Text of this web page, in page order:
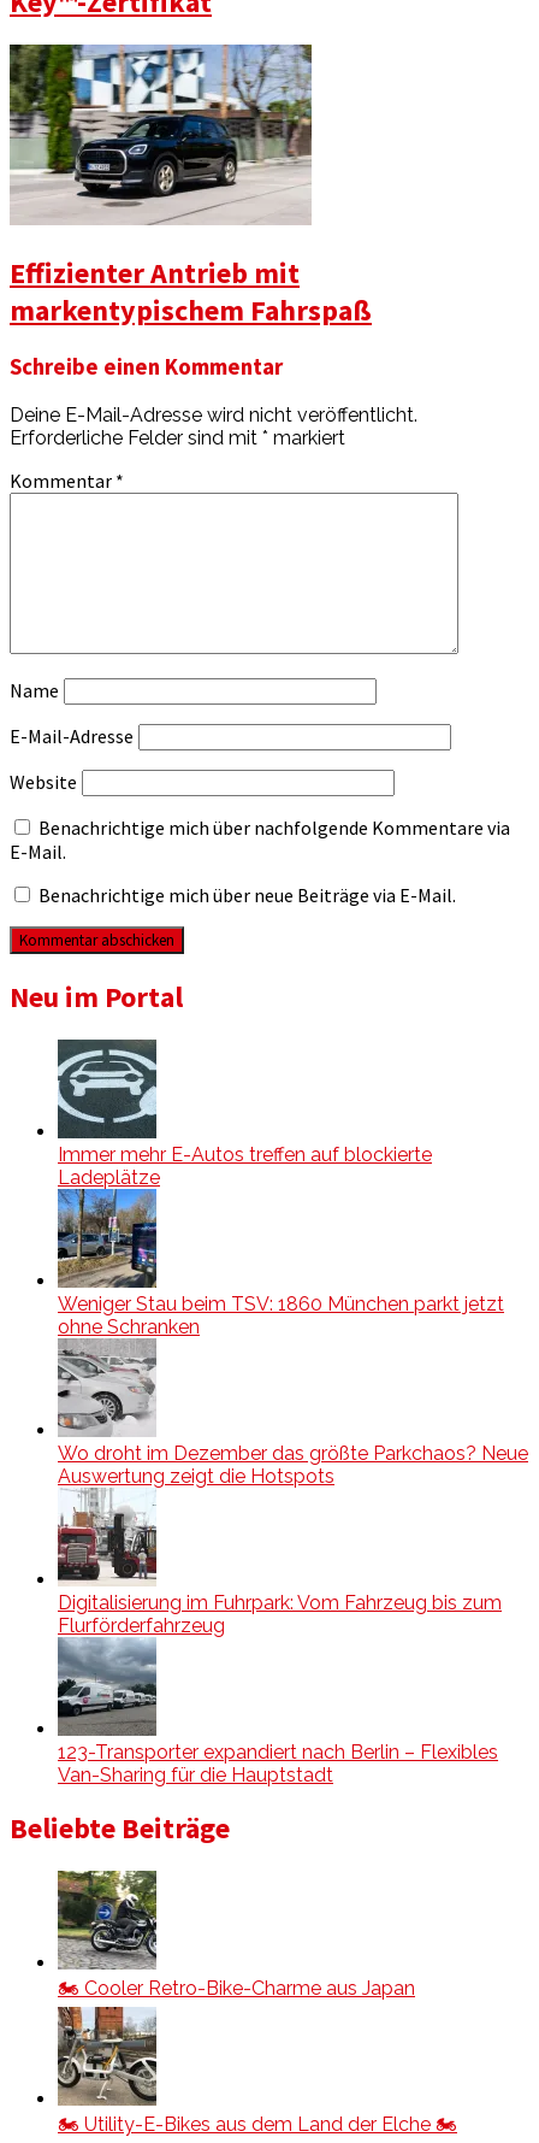
Effizienter Antrieb mit
markentypischem Fahrspaß
Schreibe einen Kommentar
Deine E-Mail-Adresse wird nicht veröffentlicht.
Erforderliche Felder sind mit * markiert
Kommentar *
Name
E-Mail-Adresse
Website
Benachrichtige mich über nachfolgende Kommentare via
E-Mail.
Benachrichtige mich über neue Beiträge via E-Mail.
Neu im Portal
Immer mehr E-Autos treffen auf blockierte
Ladeplätze
Weniger Stau beim TSV: 1860 München parkt jetzt
ohne Schranken
Wo droht im Dezember das größte Parkchaos? Neue
Auswertung zeigt die Hotspots
Digitalisierung im Fuhrpark: Vom Fahrzeug bis zum
Flurförderfahrzeug
123-Transporter expandiert nach Berlin – Flexibles
Van-Sharing für die Hauptstadt
Beliebte Beiträge
🏍️ Cooler Retro-Bike-Charme aus Japan
🏍️ Utility-E-Bikes aus dem Land der Elche 🏍️